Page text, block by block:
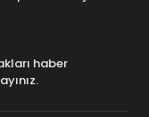
haber